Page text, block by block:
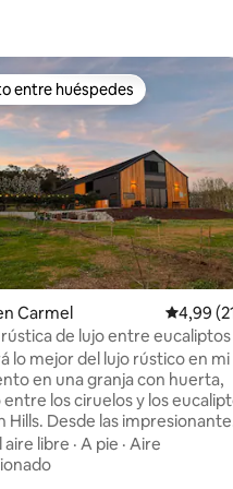
de 5. 464 evaluaciones
entre huéspedes
entre huéspedes
Carmel
4,99
de lujo entre eucaliptos
lo mejor del lujo rústico en mi
en una granja con huerta,
entre los ciruelos y los
Hills. Desde las
primavera hasta las frutas
por el sol del verano, los
aire libre · A pie · Aire